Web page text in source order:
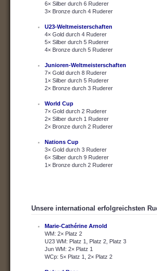
6× Silber durch 6 Ruderer
3× Bronze durch 4 Ruderer
U23-Weltmeisterschaften
4× Gold durch 4 Ruderer
5× Silber durch 5 Ruderer
4× Bronze durch 5 Ruderer
Junioren-Weltmeisterschaften
7× Gold durch 8 Ruderer
1× Silber durch 5 Ruderer
2× Bronze durch 3 Ruderer
World Cup
7× Gold durch 2 Ruderer
2× Silber durch 1 Ruderer
2× Bronze durch 2 Ruderer
Nations Cup
3× Gold durch 3 Ruderer
6× Silber durch 9 Ruderer
1× Bronze durch 2 Ruderer
Unsere international erfolgreichsten
Marie-Cathérine Arnold
WM: 2× Platz 2
U23 WM: Platz 1, Platz 2, Platz 3
Jun WM: 2× Platz 1
WCp: 5× Platz 1, 2× Platz 2